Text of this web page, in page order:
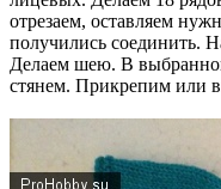
отрезаем, оставляем
получились соединить.
Делаем шею. В
стянем. Прикрепим или